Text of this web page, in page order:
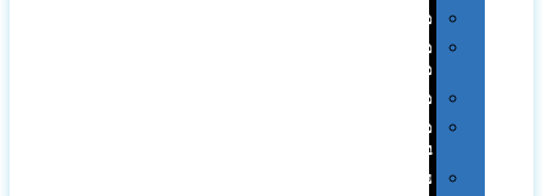
מחברות
מחזיקי
מפתחות
משחקים
מתנה
בפחית
נסיעות